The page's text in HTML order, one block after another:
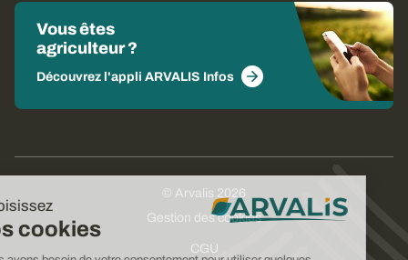
Choisissez
vos cookies
Vous êtes
agriculteur ?
Découvrez l'appli ARVALIS Infos
© Arvalis 2026
Gestion des cookies
CGU